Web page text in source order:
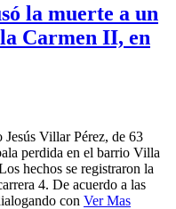
la muerte a un
Carmen II, en
Villar Pérez, de 63
perdida en el barrio Villa
hechos se registraron la
4. De acuerdo a las
con Ver Mas